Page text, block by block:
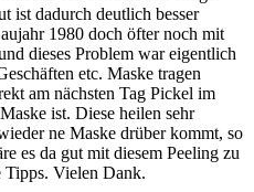
ist dadurch deutlich besser
1980 doch öfter noch mit
dieses Problem war eigentlich
etc. Maske tragen
am nächsten Tag Pickel im
ist. Diese heilen sehr
ne Maske drüber kommt, so
es da gut mit diesem Peeling zu
Tipps. Vielen Dank.